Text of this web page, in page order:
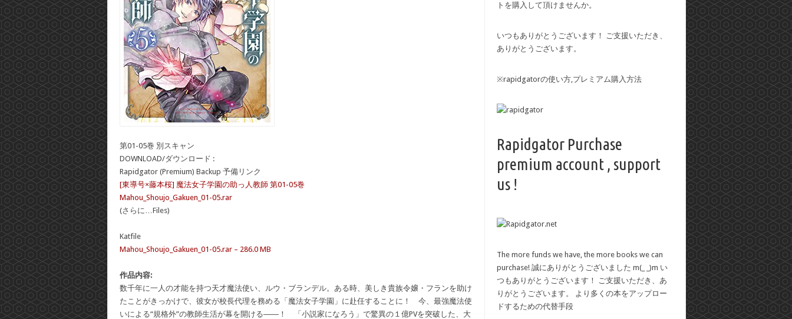
第01-05巻 別スキャン
DOWNLOAD/ダウンロード :
Rapidgator (Premium) Backup 予備リンク
[東導号×藤本桜] 魔法女子学園の助っ人教師 第01-05巻
Mahou_Shoujo_Gakuen_01-05.rar
(さらに…Files)
Katfile
Mahou_Shoujo_Gakuen_01-05.rar – 286.0 MB
作品内容:
数千年に一人の才能を持つ天才魔法使い、ルウ・ブランデル。ある時、美しき貴族令嬢・フランを助け
たことがきっかけで、彼女が校長代理を務める「魔法女子学園」に赴任することに！ 今、最強魔法使
いによる“規格外”の教師生活が幕を開ける――！ 「小説家になろう」で驚異の１億PVを突破した、大
トを購入して頂けませんか。
いつもありがとうございます！ ご支援いただき、
ありがとうございます。
※rapidgatorの使い方,プレミアム購入方法
Rapidgator Purchase
premium account , support
us !
The more funds we have, the more books we can
purchase! 誠にありがとうございました m(_ _)m い
つもありがとうございます！ ご支援いただき、あ
りがとうございます。 より多くの本をアップロー
ドするための代替手段